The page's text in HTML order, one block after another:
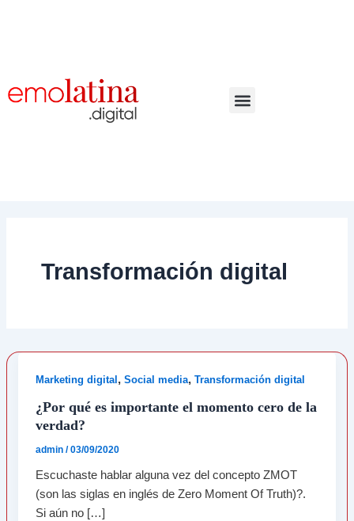
Transformación digital
Marketing digital ,Social media,Transformación digital
¿Por qué es importante el momento cero de la
verdad?
admin/03/09/2020
Escuchaste hablar alguna vez del concepto ZMOT
(son las siglas en inglés de Zero Moment Of Truth)?.
Si aún no […]